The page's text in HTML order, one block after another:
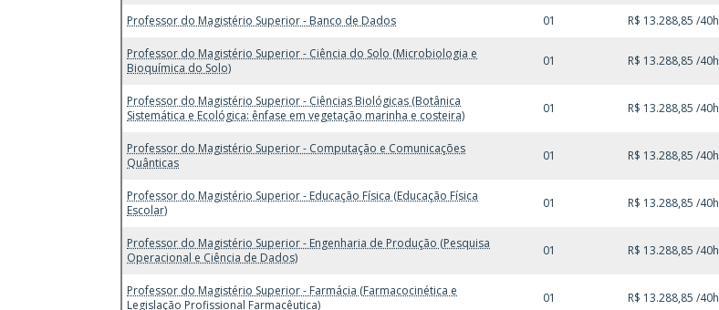
Professor do Magistério Superior - Banco de Dados 01 R$ 13.288,85 /40h
Professor do Magistério Superior - Ciência do Solo (Microbiologia e
Bioquímica do Solo)
01 R$ 13.288,85 /40h
Professor do Magistério Superior - Ciências Biológicas (Botânica
Sistemática e Ecológica: ênfase em vegetação marinha e costeira)
01 R$ 13.288,85 /40h
Professor do Magistério Superior - Computação e Comunicações
Quânticas
01 R$ 13.288,85 /40h
Professor do Magistério Superior - Educação Física (Educação Física
Escolar)
01 R$ 13.288,85 /40h
Professor do Magistério Superior - Engenharia de Produção (Pesquisa
Operacional e Ciência de Dados)
01 R$ 13.288,85 /40h
Professor do Magistério Superior - Farmácia (Farmacocinética e
Legislação Profissional Farmacêutica)
01 R$ 13.288,85 /40h